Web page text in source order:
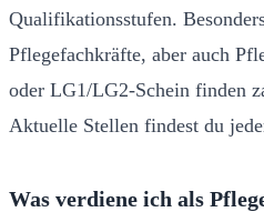
Qualifikationsstufen.
Pflegefachkräfte, aber auch
oder LG1/LG2-Schein finden
Aktuelle Stellen findest du
Was verdiene ich als